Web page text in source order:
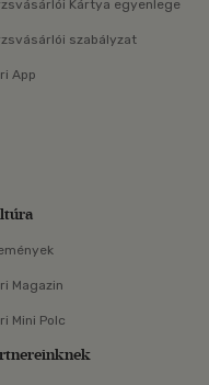
Kártya egyenlege
szabályzat
App
Magazin
Mini Polc